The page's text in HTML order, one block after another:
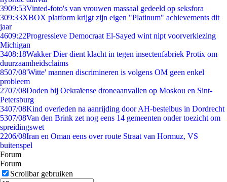
3909:53Vinted-foto's van vrouwen massaal gedeeld op seksfora
309:33XBOX platform krijgt zijn eigen "Platinum" achievements dit
jaar
4609:22Progressieve Democraat El-Sayed wint nipt voorverkiezing
Michigan
3408:18Wakker Dier dient klacht in tegen insectenfabriek Protix om
duurzaamheidsclaims
8507/08'Witte' mannen discrimineren is volgens OM geen enkel
probleem
2707/08Doden bij Oekraïense droneaanvallen op Moskou en Sint-
Petersburg
3407/08Kind overleden na aanrijding door AH-bestelbus in Dordrecht
5307/08Van den Brink zet nog eens 14 gemeenten onder toezicht om
spreidingswet
2206/08Iran en Oman eens over route Straat van Hormuz, VS
buitenspel
Forum
Forum
Scrollbar gebruiken